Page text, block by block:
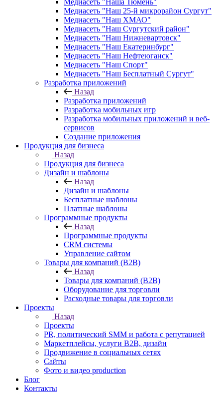
Медиасеть "Наша Тюмень"
Медиасеть "Наш 25-й микрорайон Сургут"
Медиасеть "Наш ХМАО"
Медиасеть "Наш Сургутский район"
Медиасеть "Наш Нижневартовск"
Медиасеть "Наш Екатеринбург"
Медиасеть "Наш Нефтеюганск"
Медиасеть "Наш Спорт"
Медиасеть "Наш Бесплатный Сургут"
Разработка приложений
Назад
Разработка приложений
Разработка мобильных игр
Разработка мобильных приложений и веб-
сервисов
Создание приложения
Продукция для бизнеса
Назад
Продукция для бизнеса
Дизайн и шаблоны
Назад
Дизайн и шаблоны
Бесплатные шаблоны
Платные шаблоны
Программные продукты
Назад
Программные продукты
CRM системы
Управление сайтом
Товары для компаний (B2B)
Назад
Товары для компаний (B2B)
Оборудование для торговли
Расходные товары для торговли
Проекты
Назад
Проекты
PR, политический SMM и работа с репутацией
Маркетплейсы, услуги B2B, дизайн
Продвижение в социальных сетях
Сайты
Фото и видео production
Блог
Контакты